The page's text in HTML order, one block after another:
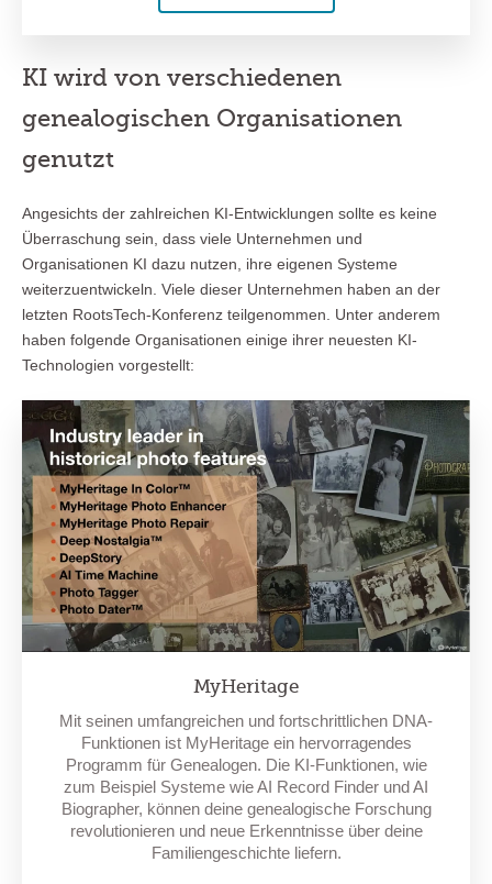
KI wird von verschiedenen
genealogischen Organisationen
genutzt
Angesichts der zahlreichen KI-Entwicklungen sollte es keine
Überraschung sein, dass viele Unternehmen und
Organisationen KI dazu nutzen, ihre eigenen Systeme
weiterzuentwickeln. Viele dieser Unternehmen haben an der
letzten RootsTech-Konferenz teilgenommen. Unter anderem
haben folgende Organisationen einige ihrer neuesten KI-
Technologien vorgestellt:
MyHeritage
Mit seinen umfangreichen und fortschrittlichen DNA-
Funktionen ist MyHeritage ein hervorragendes
Programm für Genealogen. Die KI-Funktionen, wie
zum Beispiel Systeme wie AI Record Finder und AI
Biographer, können deine genealogische Forschung
revolutionieren und neue Erkenntnisse über deine
Familiengeschichte liefern.